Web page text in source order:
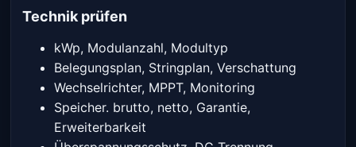
Technik prüfen
kWp, Modulanzahl, Modultyp
Belegungsplan, Stringplan, Verschattung
Wechselrichter, MPPT, Monitoring
Speicher. brutto, netto, Garantie,
Erweiterbarkeit